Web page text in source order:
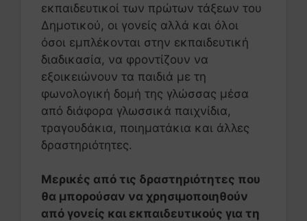
εκπαιδευτικοί των πρώτων τάξεων του
Δημοτικού, οι γονείς αλλά και όλοι
όσοι εμπλέκονται στην εκπαιδευτική
διαδικασία, να φροντίζουν να
εξοικειώνουν τα παιδιά με τη
φωνολογική δομή της γλώσσας μέσα
από διάφορα γλωσσικά παιχνίδια,
τραγουδάκια, ποιηματάκια και άλλες
δραστηριότητες.
Μερικές από τις δραστηριότητες που
θα μπορούσαν να χρησιμοποιηθούν
από γονείς και εκπαιδευτικούς για τη